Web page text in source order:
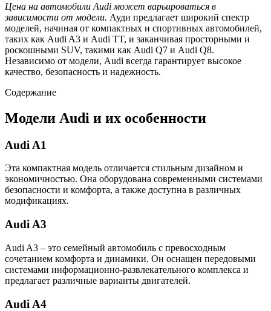
Цена на автомобили Audi может варьироваться в
зависимости от модели. Ауди предлагает широкий спектр
моделей, начиная от компактных и спортивных автомобилей,
таких как Audi A3 и Audi TT, и заканчивая просторными и
роскошными SUV, такими как Audi Q7 и Audi Q8.
Независимо от модели, Audi всегда гарантирует высокое
качество, безопасность и надежность.
Содержание
Модели Audi и их особенности
Audi A1
Эта компактная модель отличается стильным дизайном и
экономичностью. Она оборудована современными системами
безопасности и комфорта, а также доступна в различных
модификациях.
Audi A3
Audi A3 – это семейный автомобиль с превосходным
сочетанием комфорта и динамики. Он оснащен передовыми
системами информационно-развлекательного комплекса и
предлагает различные варианты двигателей.
Audi A4